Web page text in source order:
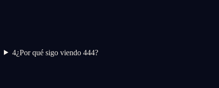
4¿Por qué sigo viendo 444?